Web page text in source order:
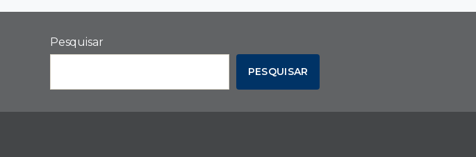
Pesquisar
PESQUISAR